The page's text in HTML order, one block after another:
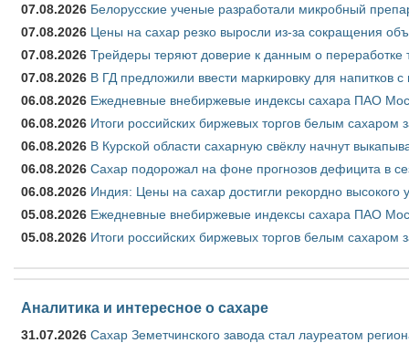
07.08.2026 Белорусские ученые разработали микробный
07.08.2026 Цены на сахар резко выросли из-за сокращения
07.08.2026 Трейдеры теряют доверие к данным о переработке
07.08.2026 В ГД предложили ввести маркировку для напитков
06.08.2026 Ежедневные внебиржевые индексы сахара ПАО
06.08.2026 Итоги российских биржевых торгов белым сахаром
06.08.2026 В Курской области сахарную свёклу начнут
06.08.2026 Сахар подорожал на фоне прогнозов дефицита в
06.08.2026 Индия: Цены на сахар достигли рекордно высокого
05.08.2026 Ежедневные внебиржевые индексы сахара ПАО
05.08.2026 Итоги российских биржевых торгов белым сахаром
Аналитика и интересное о сахаре
31.07.2026 Сахар Земетчинского завода стал лауреатом